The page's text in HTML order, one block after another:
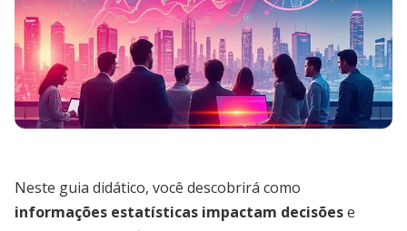
Neste guia didático, você descobrirá como
informações estatísticas impactam decisõese